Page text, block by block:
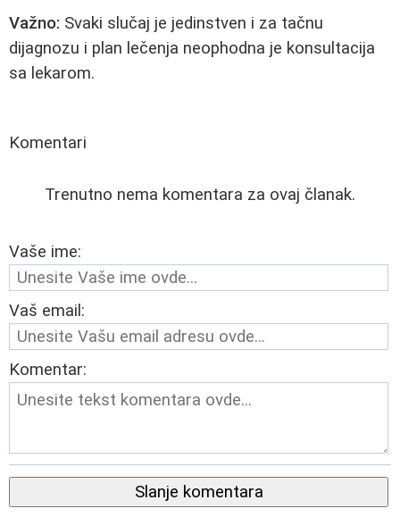
Važno: Svaki slučaj je jedinstven i za tačnu
dijagnozu i plan lečenja neophodna je konsultacija
sa lekarom.
Komentari
Trenutno nema komentara za ovaj članak.
Vaše ime:
Vaš email:
Komentar:
Slanje komentara